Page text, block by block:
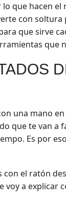
que hacen
con
que sirve
que
una mano
que te van a
Es por
con el ratón
a explicar